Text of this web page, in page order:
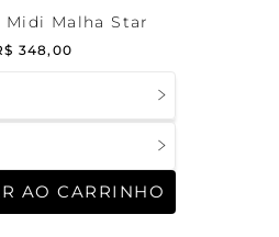
AO CARRINHO
Midi Malha Star
348,00